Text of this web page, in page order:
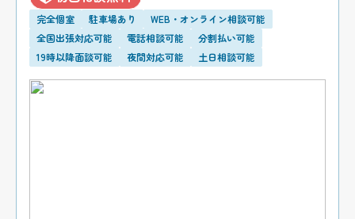
完全個室 駐車場あり
WEB・オンライン相談可能
全国出張対応可能
電話相談可能
分割払い可能
19時以降面談可能
夜間対応可能 土日相談可能